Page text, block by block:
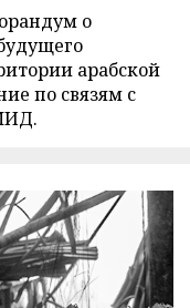
о
арабской
по связям с